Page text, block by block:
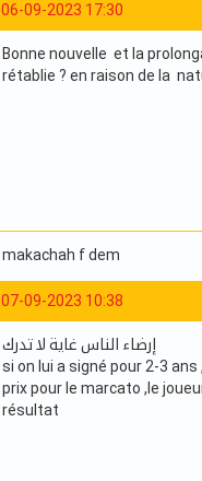
06-09-2023 17:30
Bonne nouvelle et la
rétablie ? en raison de la
makachah f dem
07-09-2023 10:38
إرضاء الناس غاية لا تدرك
si on lui a signé pour 2-3
prix pour le marcato ,le
résultat